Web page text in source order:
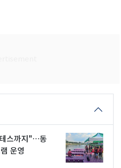
스까지"…동
운영